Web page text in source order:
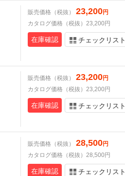
販売価格（税抜） 23,200円
カタログ価格（税抜）23,200円
在庫確認 チェックリスト
販売価格（税抜） 23,200円
カタログ価格（税抜）23,200円
在庫確認 チェックリスト
販売価格（税抜） 28,500円
カタログ価格（税抜）28,500円
在庫確認 チェックリスト